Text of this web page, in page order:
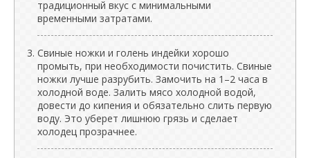
традиционный вкус с минимальными
временными затратами.
Свиные ножки и голень индейки хорошо
промыть, при необходимости почистить. Свиные
ножки лучше разрубить. Замочить на 1–2 часа в
холодной воде. Залить мясо холодной водой,
довести до кипения и обязательно слить первую
воду. Это уберет лишнюю грязь и сделает
холодец прозрачнее.